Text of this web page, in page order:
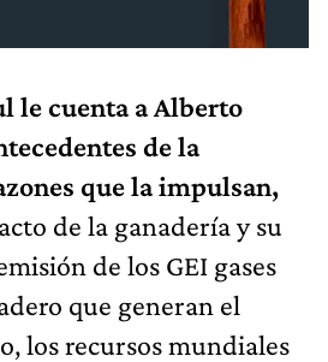
le cuenta a Alberto
de la
que la impulsan,
de la ganadería y su
de los GEI gases
que generan el
los recursos mundiales